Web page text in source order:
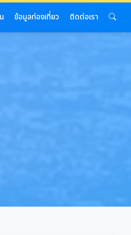
ข้อมูลท่องเที่ยว ติดต่อเรา